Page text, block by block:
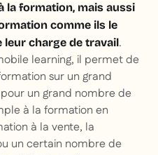
la formation, mais aussi
comme ils le
leur charge de travail.
learning, il permet de
sur un grand
un grand nombre de
à la formation en
à la vente, la
un certain nombre de